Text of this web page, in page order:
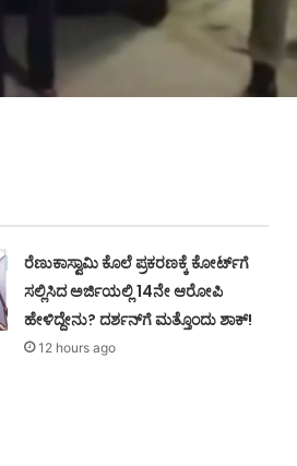
ರೆಣುಕಾಸ್ವಾಮಿ ಕೊಲೆ ಪ್ರಕರಣಕ್ಕೆ ಕೋರ್ಟ್‌ಗೆ
ಸಲ್ಲಿಸಿದ ಅರ್ಜಿಯಲ್ಲಿ 14ನೇ ಆರೋಪಿ
ಹೇಳಿದ್ದೇನು? ದರ್ಶನ್‌ಗೆ ಮತ್ತೊಂದು ಶಾಕ್!
12 hours ago